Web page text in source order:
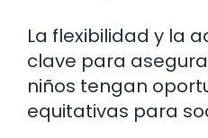
La flexibilidad y la
clave para
niños tengan
equitativas para